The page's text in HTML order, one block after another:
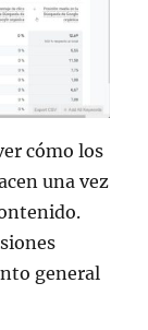
cómo los
una vez
general